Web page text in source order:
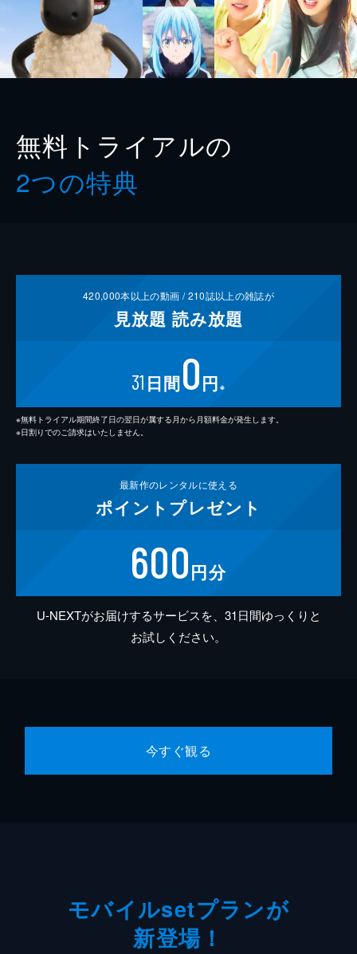
無料トライアルの
2つの特典
420,000本以上の動画 /210誌以上の雑誌が
見放題 読み放題
31 日間0円 ※
※無料トライアル期間終了日の翌日が属する月から月額料金が発生します。
※日割りでのご請求はいたしません。
最新作のレンタルに使える
ポイント プレゼント
600円分
U-NEXTがお届けするサービスを、31日間ゆっくりと
お試しください。
今すぐ観る
モバイルsetプランが
新登場！